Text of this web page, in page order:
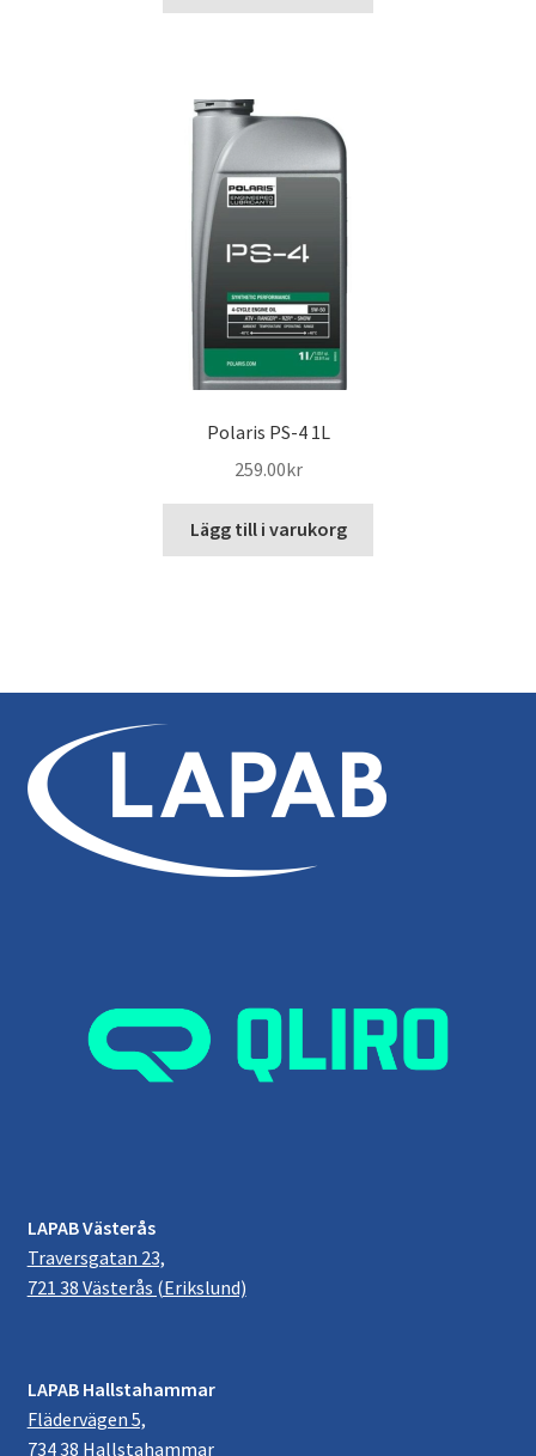
Polaris PS-4 1L
259.00kr
Lägg till i varukorg
LAPAB Västerås
Traversgatan 23,
721 38 Västerås (Erikslund)
LAPAB Hallstahammar
Flädervägen 5,
734 38 Hallstahammar